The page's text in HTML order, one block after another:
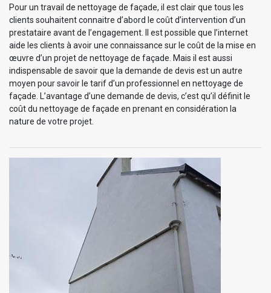
Pour un travail de nettoyage de façade, il est clair que tous les
clients souhaitent connaitre d’abord le coût d’intervention d’un
prestataire avant de l’engagement. Il est possible que l’internet
aide les clients à avoir une connaissance sur le coût de la mise en
œuvre d’un projet de nettoyage de façade. Mais il est aussi
indispensable de savoir que la demande de devis est un autre
moyen pour savoir le tarif d’un professionnel en nettoyage de
façade. L’avantage d’une demande de devis, c’est qu’il définit le
coût du nettoyage de façade en prenant en considération la
nature de votre projet.